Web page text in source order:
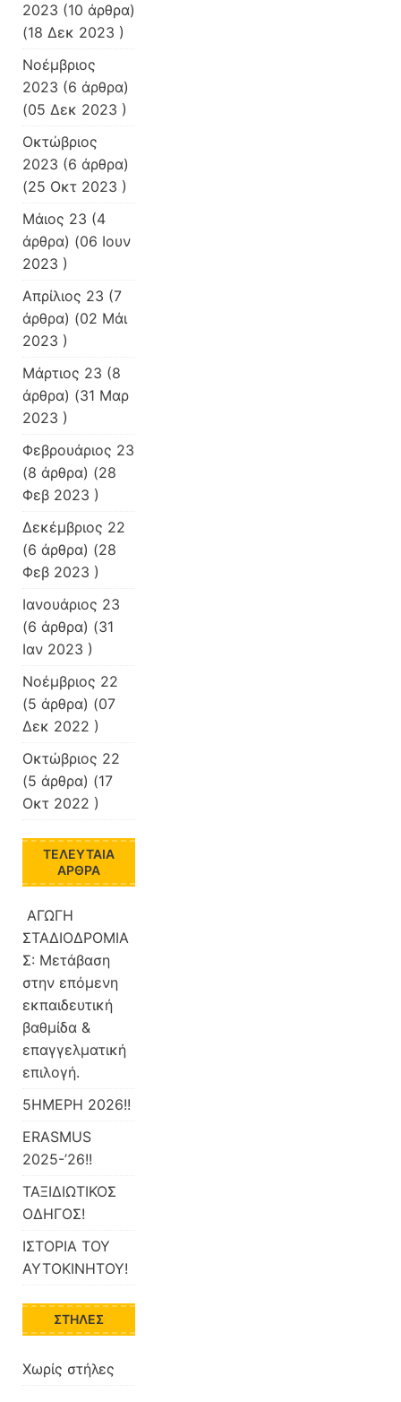
2023 (10 άρθρα)
(18 Δεκ 2023 )
Νοέμβριος
2023 (6 άρθρα)
(05 Δεκ 2023 )
Οκτώβριος
2023 (6 άρθρα)
(25 Οκτ 2023 )
Μάιος 23 (4
άρθρα) (06 Ιουν
2023 )
Απρίλιος 23 (7
άρθρα) (02 Μάι
2023 )
Μάρτιος 23 (8
άρθρα) (31 Μαρ
2023 )
Φεβρουάριος 23
(8 άρθρα) (28
Φεβ 2023 )
Δεκέμβριος 22
(6 άρθρα) (28
Φεβ 2023 )
Ιανουάριος 23
(6 άρθρα) (31
Ιαν 2023 )
Νοέμβριος 22
(5 άρθρα) (07
Δεκ 2022 )
Οκτώβριος 22
(5 άρθρα) (17
Οκτ 2022 )
ΤΕΛΕΥΤΑΊΑ
ΆΡΘΡΑ
ΑΓΩΓΗ
ΣΤΑΔΙΟΔΡΟΜΙΑ
Σ: Μετάβαση
στην επόμενη
εκπαιδευτική
βαθμίδα &
επαγγελματική
επιλογή.
5ΗΜΕΡΗ 2026!!
ERASMUS
2025-’26!!
ΤΑΞΙΔΙΩΤΙΚΟΣ
ΟΔΗΓΟΣ!
ΙΣΤΟΡΙΑ ΤΟΥ
ΑΥΤΟΚΙΝΗΤΟΥ!
ΣΤΉΛΕΣ
Χωρίς στήλες